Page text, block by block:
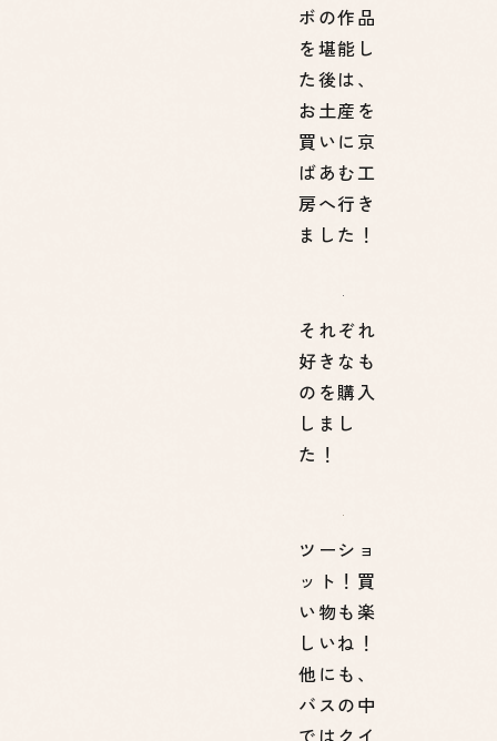
ボの作品
を堪能し
た後は、
お土産を
買いに京
ばあむ工
房へ行き
ました！
それぞれ
好きなも
のを購入
しまし
た！
ツーショ
ット！買
い物も楽
しいね！
他にも、
バスの中
ではクイ